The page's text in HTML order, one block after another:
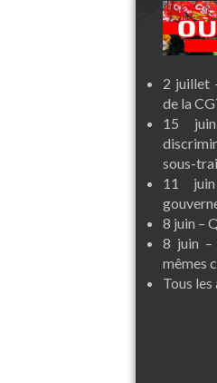
2 juillet
de la
15
sous-
11
8 juin –
8 juin –
mêmes
Tous